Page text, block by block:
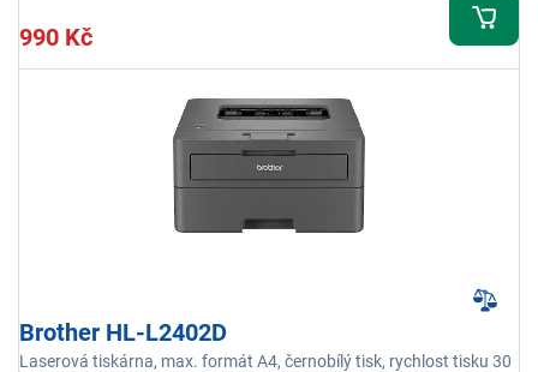
990 Kč
Brother HL-L2402D
Laserová tiskárna, max. formát A4, černobílý tisk, rychlost tisku 30